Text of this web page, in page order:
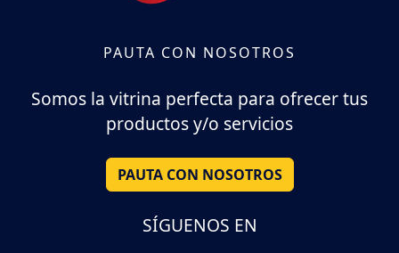
PAUTA CON NOSOTROS
Somos la vitrina perfecta para ofrecer tus
productos y/o servicios
PAUTA CON NOSOTROS
SÍGUENOS EN